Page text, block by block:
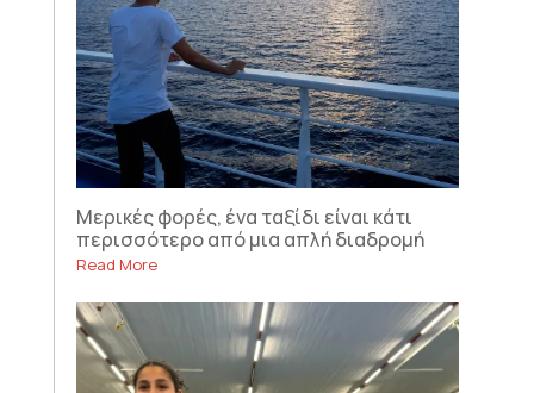
Μερικές φορές, ένα ταξίδι είναι κάτι
περισσότερο από μια απλή διαδρομή
Read More